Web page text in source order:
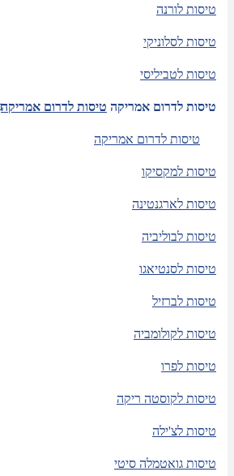
טיסות לורנה
טיסות לסלוניקי
טיסות לטביליסי
טיסות לדרום אמריקה טיסות לדרום אמריקה
טיסות לדרום אמריקה
טיסות למקסיקו
טיסות לארגנטינה
טיסות לבוליביה
טיסות לסנטיאגו
טיסות לברזיל
טיסות לקולומביה
טיסות לפרו
טיסות לקוסטה ריקה
טיסות לצ'ילה
טיסות גואטמלה סיטי